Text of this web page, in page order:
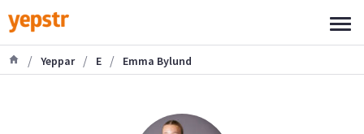
/ Yeppar / E / Emma Bylund